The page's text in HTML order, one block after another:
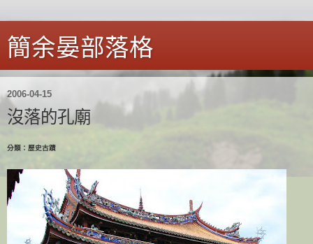
簡余晏部落格
2006-04-15
沒落的孔廟
分類：歷史古蹟